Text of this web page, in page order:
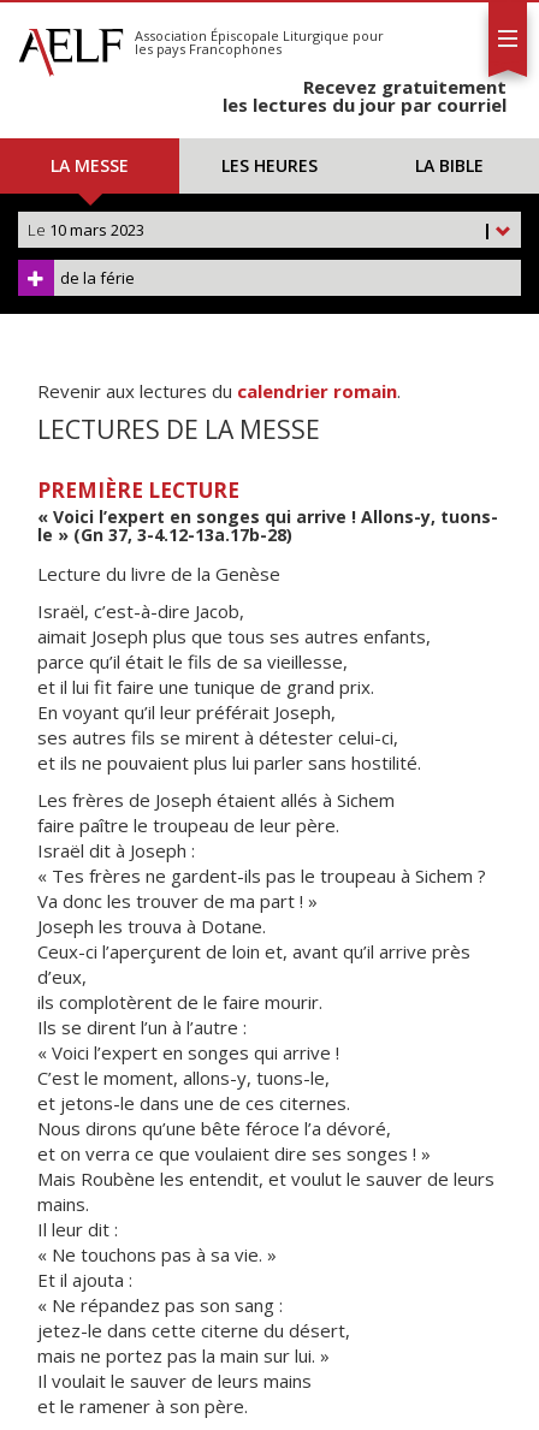
S'abonner
Calendrier
Association Épiscopale Liturgique pour
les pays Francophones
Recevez gratuitement
les lectures du jour par courriel
LA MESSE LES HEURES LA BIBLE
|
Le 10 mars 2023
de la férie
Revenir aux lectures du calendrier romain.
LECTURES DE LA MESSE
PREMIÈRE LECTURE
« Voici l’expert en songes qui arrive ! Allons-y, tuons-
le » (Gn 37, 3-4.12-13a.17b-28)
Lecture du livre de la Genèse
Israël, c’est-à-dire Jacob,
aimait Joseph plus que tous ses autres enfants,
parce qu’il était le fils de sa vieillesse,
et il lui fit faire une tunique de grand prix.
En voyant qu’il leur préférait Joseph,
ses autres fils se mirent à détester celui-ci,
et ils ne pouvaient plus lui parler sans hostilité.
Les frères de Joseph étaient allés à Sichem
faire paître le troupeau de leur père.
Israël dit à Joseph :
« Tes frères ne gardent-ils pas le troupeau à Sichem ?
Va donc les trouver de ma part ! »
Joseph les trouva à Dotane.
Ceux-ci l’aperçurent de loin et, avant qu’il arrive près
d’eux,
ils complotèrent de le faire mourir.
Ils se dirent l’un à l’autre :
« Voici l’expert en songes qui arrive !
C’est le moment, allons-y, tuons-le,
et jetons-le dans une de ces citernes.
Nous dirons qu’une bête féroce l’a dévoré,
et on verra ce que voulaient dire ses songes ! »
Mais Roubène les entendit, et voulut le sauver de leurs
mains.
Il leur dit :
« Ne touchons pas à sa vie. »
Et il ajouta :
« Ne répandez pas son sang :
jetez-le dans cette citerne du désert,
mais ne portez pas la main sur lui. »
Il voulait le sauver de leurs mains
et le ramener à son père.